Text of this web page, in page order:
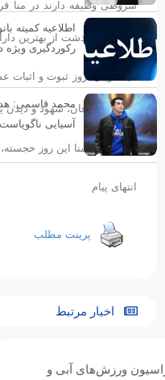
شروطی وظیفه دارند در منا
فداکاری و گذشت از بهترین
عید قربان، روز ثبوت و
که نتیجه عرفان، شهود و
فدراسیون شنا این روز
انتهای پیام
پرینت مطلب
اطلاعیه کمیته
رکوردگیری ویژه
آسیایی ناگویاست
اخبار مرتبط
مسابقه «نگار ولایت» به